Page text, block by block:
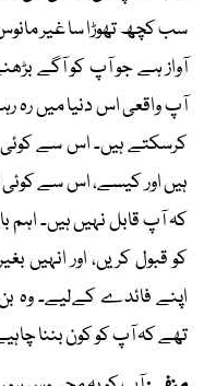
سب کچھ تھوڑا سا غیر
آواز ہے جو آپ کو آگے
آپ واقعی اس دنیا میں رہ
کرسکتے ہیں۔ اس سے
ہیں اور کیسے، اس سے کوئی
کہ آپ قابل نہیں ہیں۔
کو قبول کریں، اور انہیں
اپنے فائدے کےلیے۔ وہ
تھے کہ آپ کو کون بننا